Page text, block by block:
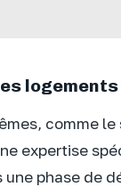
comme
expertise
phase de